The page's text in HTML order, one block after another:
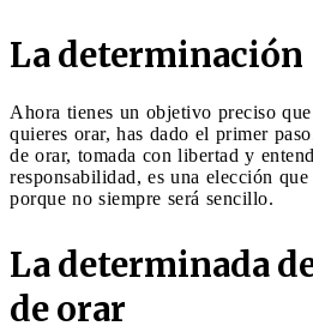
La determinación
Ahora tienes un objetivo preciso
quieres orar, has dado el primer
de orar, tomada con libertad y
responsabilidad, es una elección
porque no siempre será sencillo.
La determinada
de orar